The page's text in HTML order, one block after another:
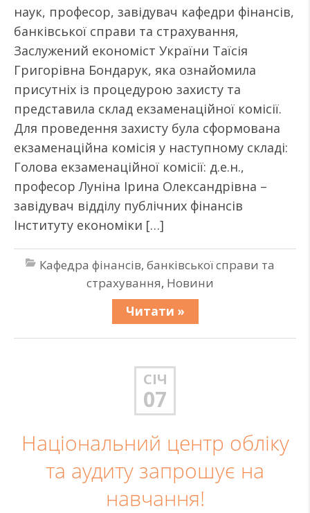
наук, професор, завідувач кафедри фінансів,
банківської справи та страхування,
Заслужений економіст України Таїсія
Григорівна Бондарук, яка ознайомила
присутніх із процедурою захисту та
представила склад екзаменаційної комісії.
Для проведення захисту була сформована
екзаменаційна комісія у наступному складі:
Голова екзаменаційної комісії: д.е.н.,
професор Луніна Ірина Олександрівна –
завідувач відділу публічних фінансів
Інституту економіки […]
Кафедра фінансів, банківської справи та
страхування, Новини
Читати »
СІЧ
07
Національний центр обліку
та аудиту запрошує на
навчання!